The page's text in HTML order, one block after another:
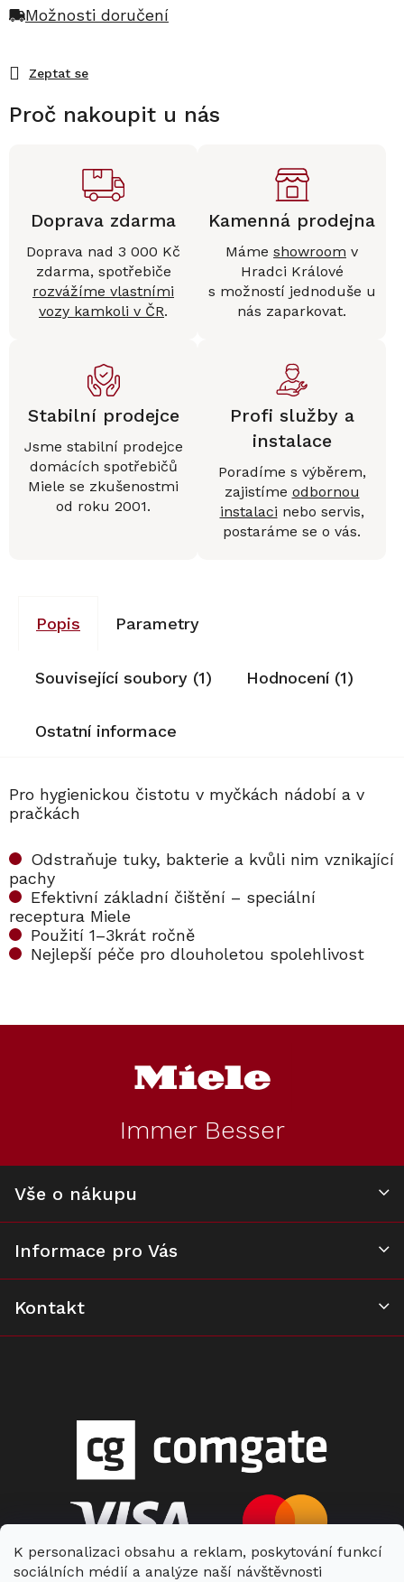
K personalizaci obsahu a reklam, poskytování funkcí
sociálních médií a analýze naší návštěvnosti
Zeptat se
Možnosti doručení
Proč nakoupit u nás
Doprava zdarma
Doprava nad 3 000 Kč
zdarma, spotřebiče
rozvážíme vlastními
vozy kamkoli v ČR.
Kamenná prodejna
Máme showroom v
Hradci Králové
s možností jednoduše u
nás zaparkovat.
Stabilní prodejce
Jsme stabilní prodejce
domácích spotřebičů
Miele se zkušenostmi
od roku 2001.
Profi služby a
instalace
Poradíme s výběrem,
zajistíme odbornou
instalaci nebo servis,
postaráme se o vás.
Popis Parametry
Související soubory (1) Hodnocení (1)
Ostatní informace
Pro hygienickou čistotu v myčkách nádobí a v
pračkách
Odstraňuje tuky, bakterie a kvůli nim vznikající
pachy
Efektivní základní čištění – speciální
receptura Miele
Použití 1–3krát ročně
Nejlepší péče pro dlouholetou spolehlivost
Immer Besser
Vše o nákupu
Informace pro Vás
Kontakt